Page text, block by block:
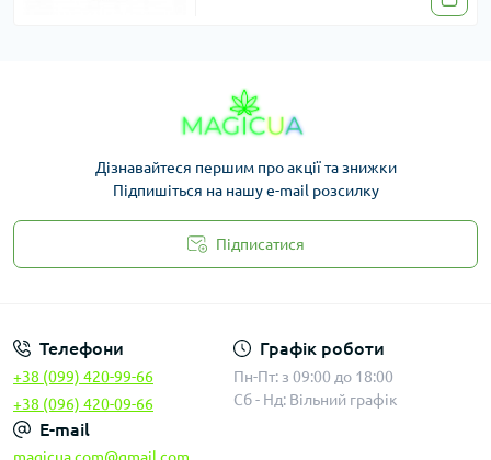
Дізнавайтеся першим про акції та знижки
Підпишіться на нашу e-mail розсилку
Підписатися
Телефони
+38 (099) 420-99-66
+38 (096) 420-09-66
Графік роботи
Пн-Пт: з 09:00 до 18:00
Сб - Нд: Вільний графік
E-mail